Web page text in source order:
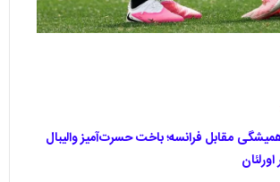
مقابل فرانسه؛ باخت حسرت‌آمیز والیبال